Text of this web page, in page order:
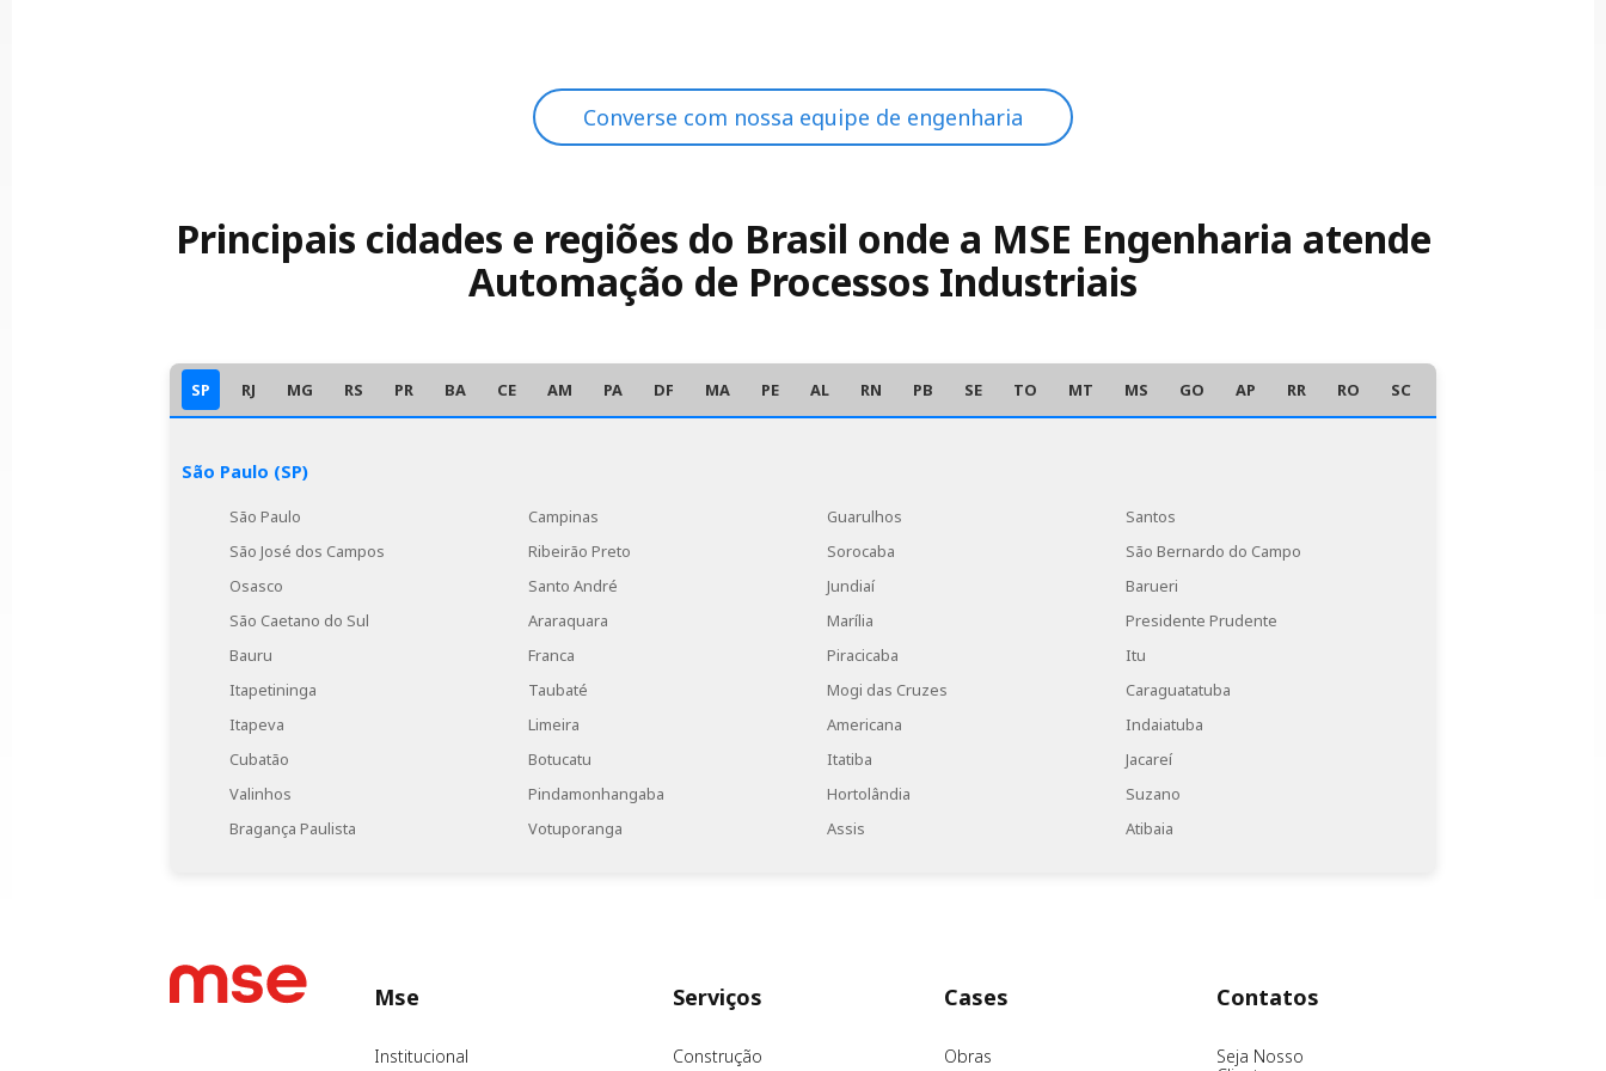
Converse com nossa equipe de engenharia
Principais cidades e regiões do Brasil onde a MSE Engenharia atende
Automação de Processos Industriais
SP RJ MG RS PR BA CE AM PA DF MA PE AL RN PB SE TO MT MS GO AP RR RO SC
São Paulo (SP)
São Paulo Campinas Guarulhos
Santos
São José dos Campos
Ribeirão Preto Sorocaba
São Bernardo do Campo
Osasco
Santo André Jundiaí
Barueri
São Caetano do Sul
Araraquara Marília
Presidente Prudente
Bauru
Franca Piracicaba
Itu
Itapetininga
Taubaté Mogi das Cruzes
Caraguatatuba
Itapeva
Limeira Americana
Indaiatuba
Cubatão
Botucatu Itatiba
Jacareí
Valinhos
Pindamonhangaba Hortolândia
Suzano
Bragança Paulista
Votuporanga Assis Atibaia
Mse
Institucional
Serviços
Construção
Cases
Obras
Contatos
Seja Nosso